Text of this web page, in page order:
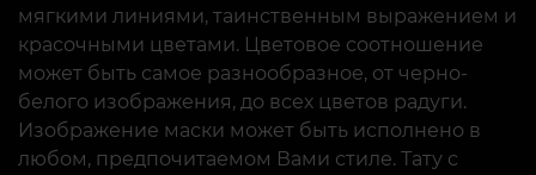
мягкими линиями, таинственным выражением и
красочными цветами. Цветовое соотношение
может быть самое разнообразное, от черно-
белого изображения, до всех цветов радуги.
Изображение маски может быть исполнено в
любом, предпочитаемом Вами стиле. Тату с